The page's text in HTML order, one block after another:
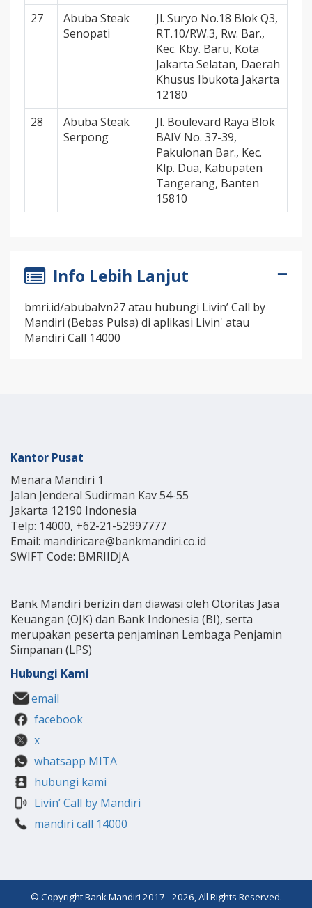
27
Abuba Steak
Senopati
Jl. Suryo No.18 Blok Q3,
RT.10/RW.3, Rw. Bar.,
Kec. Kby. Baru, Kota
Jakarta Selatan, Daerah
Khusus Ibukota Jakarta
12180
28
Abuba Steak
Serpong
Jl. Boulevard Raya Blok
BAIV No. 37-39,
Pakulonan Bar., Kec.
Klp. Dua, Kabupaten
Tangerang, Banten
15810
Info Lebih Lanjut
bmri.id/abubalvn27 atau hubungi Livin’ Call by
Mandiri (Bebas Pulsa) di aplikasi Livin' atau
Mandiri Call 14000
Kantor Pusat
Menara Mandiri 1
Jalan Jenderal Sudirman Kav 54-55
Jakarta 12190 Indonesia
Telp: 14000, +62-21-52997777
Email: mandiricare@bankmandiri.co.id
SWIFT Code: BMRIIDJA
Bank Mandiri berizin dan diawasi oleh Otoritas Jasa
Keuangan (OJK) dan Bank Indonesia (BI), serta
merupakan peserta penjaminan Lembaga Penjamin
Simpanan (LPS)
Hubungi Kami
email
facebook
x
whatsapp MITA
hubungi kami
Livin’ Call by Mandiri
mandiri call 14000
© Copyright Bank Mandiri 2017 - 2026, All Rights Reserved.